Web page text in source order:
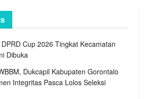
Cup 2026 Tingkat Kecamatan
Dibuka
Dukcapil Kabupaten Gorontalo
Integritas Pasca Lolos Seleksi